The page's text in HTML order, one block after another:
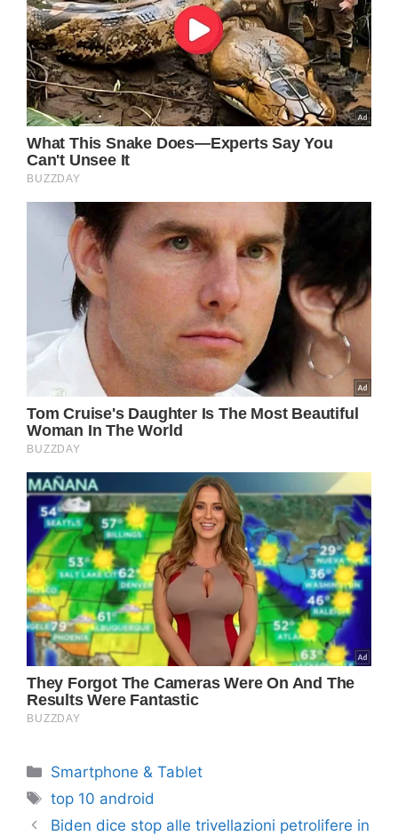
Categorie
Smartphone & Tablet
Tag
top 10 android
Biden dice stop alle trivellazioni petrolifere in